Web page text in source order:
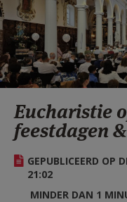
ZOEKEN
HULP
MIJN
AANMELDEN
Eucharistie
feestdagen
GEPUBLICEERD OP
21:02
MINDER DAN 1